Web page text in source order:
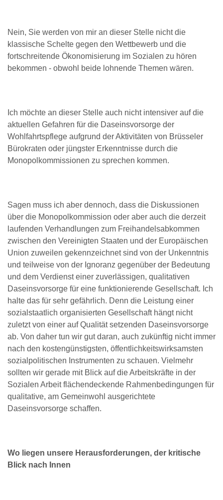
Nein, Sie werden von mir an dieser Stelle nicht die
klassische Schelte gegen den Wettbewerb und die
fortschreitende Ökonomisierung im Sozialen zu hören
bekommen - obwohl beide lohnende Themen wären.
Ich möchte an dieser Stelle auch nicht intensiver auf die
aktuellen Gefahren für die Daseinsvorsorge der
Wohlfahrtspflege aufgrund der Aktivitäten von Brüsseler
Bürokraten oder jüngster Erkenntnisse durch die
Monopolkommissionen zu sprechen kommen.
Sagen muss ich aber dennoch, dass die Diskussionen
über die Monopolkommission oder aber auch die derzeit
laufenden Verhandlungen zum Freihandelsabkommen
zwischen den Vereinigten Staaten und der Europäischen
Union zuweilen gekennzeichnet sind von der Unkenntnis
und teilweise von der Ignoranz gegenüber der Bedeutung
und dem Verdienst einer zuverlässigen, qualitativen
Daseinsvorsorge für eine funktionierende Gesellschaft. Ich
halte das für sehr gefährlich. Denn die Leistung einer
sozialstaatlich organisierten Gesellschaft hängt nicht
zuletzt von einer auf Qualität setzenden Daseinsvorsorge
ab. Von daher tun wir gut daran, auch zukünftig nicht immer
nach den kostengünstigsten, öffentlichkeitswirksamsten
sozialpolitischen Instrumenten zu schauen. Vielmehr
sollten wir gerade mit Blick auf die Arbeitskräfte in der
Sozialen Arbeit flächendeckende Rahmenbedingungen für
qualitative, am Gemeinwohl ausgerichtete
Daseinsvorsorge schaffen.
Wo liegen unsere Herausforderungen, der kritische
Blick nach Innen